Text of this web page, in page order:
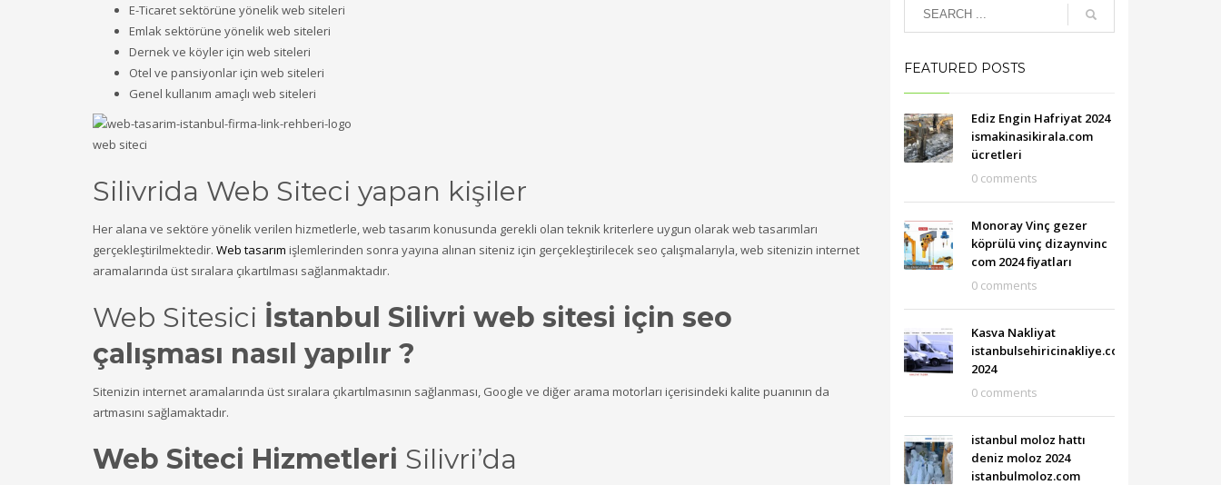
E-Ticaret sektörüne yönelik web siteleri
Emlak sektörüne yönelik web siteleri
Dernek ve köyler için web siteleri
Otel ve pansiyonlar için web siteleri
Genel kullanım amaçlı web siteleri
web siteci
Silivrida Web Siteci yapan kişiler
Her alana ve sektöre yönelik verilen hizmetlerle, web tasarım konusunda gerekli olan teknik kriterlere uygun olarak web tasarımları
gerçekleştirilmektedir. Web tasarım işlemlerinden sonra yayına alınan siteniz için gerçekleştirilecek seo çalışmalarıyla, web sitenizin internet
aramalarında üst sıralara çıkartılması sağlanmaktadır.
Web Sitesici İstanbul Silivri web sitesi için seo
çalışması nasıl yapılır ?
Sitenizin internet aramalarında üst sıralara çıkartılmasının sağlanması, Google ve diğer arama motorları içerisindeki kalite puanının da
artmasını sağlamaktadır.
Web Siteci Hizmetleri Silivri’da
FEATURED POSTS
Ediz Engin Hafriyat 2024
ismakinasikirala.com
ücretleri
0 comments
Monoray Vinç gezer
köprülü vinç dizaynvinc
com 2024 fiyatları
0 comments
Kasva Nakliyat
istanbulsehiricinakliye.com
2024
0 comments
istanbul moloz hattı
deniz moloz 2024
istanbulmoloz.com